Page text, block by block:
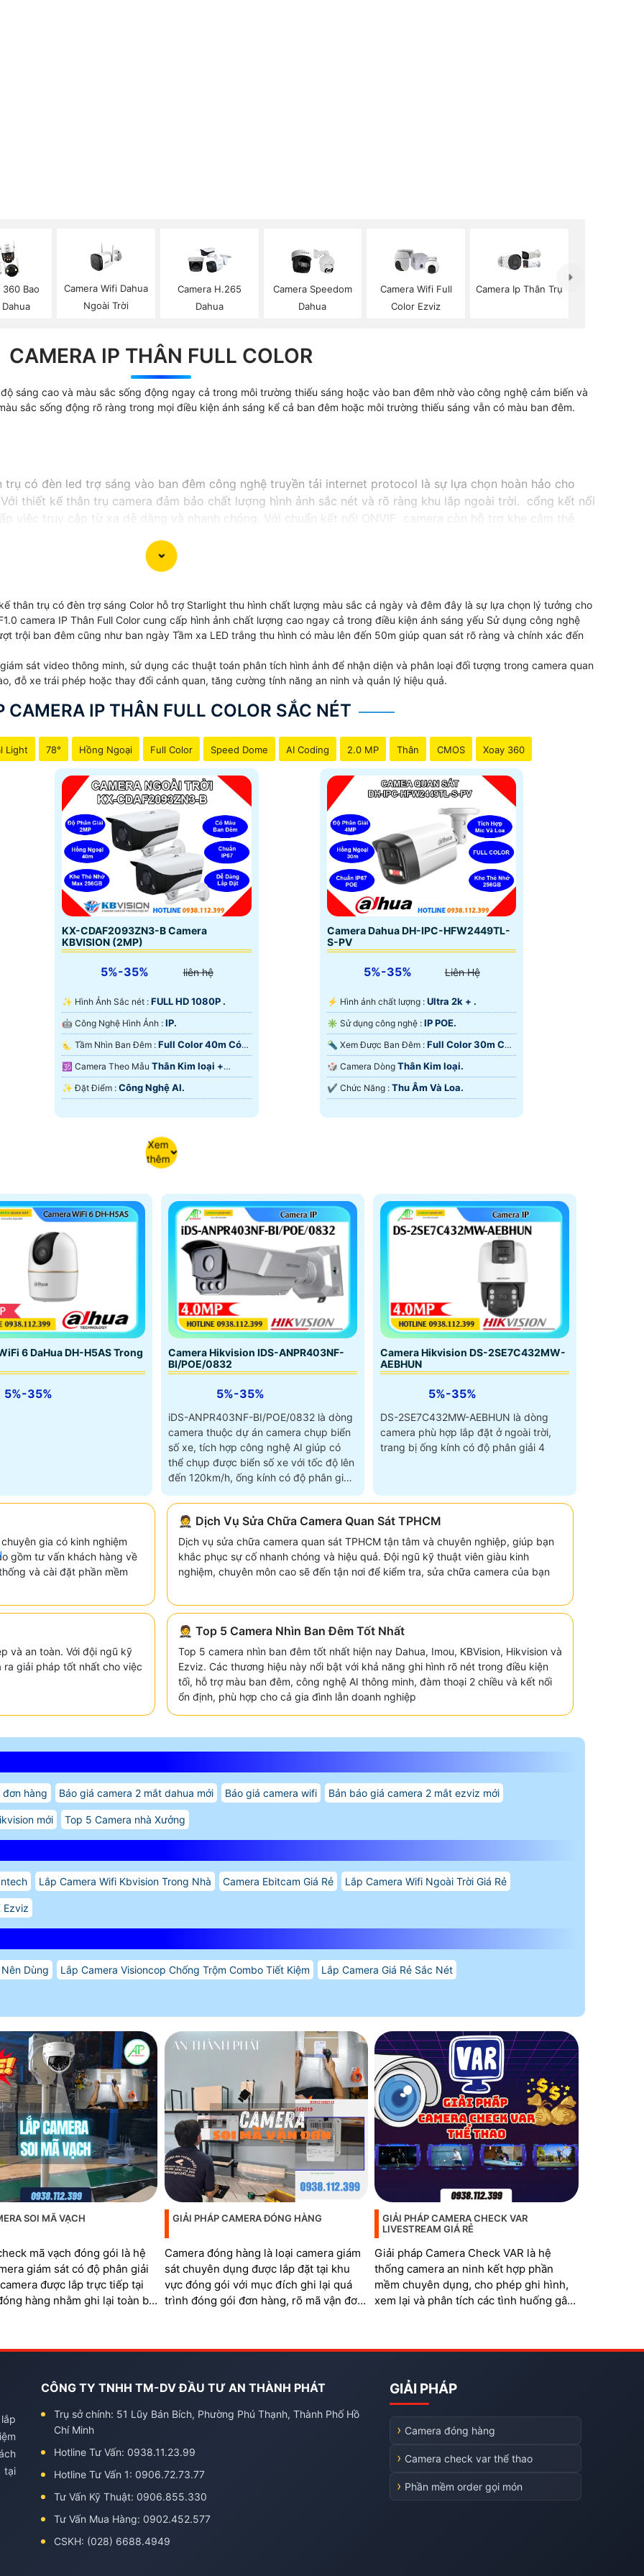
360 Bao
Camera Wifi Dahua
Ngoài Trời
Camera H.265
Dahua
Camera Speedom
Dahua
Camera Wifi Full
Color Ezviz
Camera Ip Thân Trụ
CAMERA IP THÂN FULL COLOR
sáng cao và màu sắc sống động ngay cả trong môi trường thiếu sáng hoặc vào ban đêm nhờ vào công nghệ cảm biến và
sắc sống động rõ ràng trong mọi điều kiện ánh sáng kể cả ban đêm hoặc môi trường thiếu sáng vẫn có màu ban đêm.
trụ có đèn led trợ sáng vào ban đêm công nghệ truyền tải internet protocol là sự lựa chọn hoàn hảo cho
thiết kế thân trụ camera đảm bảo chất lượng hình ảnh sắc nét và rõ ràng khu lắp ngoài trời. cổng kết nối
việc truy cập từ xa dễ dàng và nhanh chóng. Với chuẩn kết nối ONVIF camera còn hỗ trợ khe cắm thẻ
một cách dễ dàng tích hợp mic khả năng ghi âm rõ ràng.
thân trụ có đèn trợ sáng Color hỗ trợ Starlight thu hình chất lượng màu sắc cả ngày và đêm đây là sự lựa chọn lý tưởng cho
camera IP Thân Full Color cung cấp hình ảnh chất lượng cao ngay cả trong điều kiện ánh sáng yếu Sử dụng công nghệ
trội ban đêm cũng như ban ngày Tầm xa LED trắng thu hình có màu lên đến 50m giúp quan sát rõ ràng và chính xác đến
sát video thông minh, sử dụng các thuật toán phân tích hình ảnh để nhận diện và phân loại đối tượng trong camera quan
đỗ xe trái phép hoặc thay đổi cảnh quan, tăng cường tính năng an ninh và quản lý hiệu quả.
CAMERA IP THÂN FULL COLOR SẮC NÉT
Light 78° Hồng Ngoại Full Color Speed Dome AI Coding 2.0 MP Thân CMOS Xoay 360
KX-CDAF2093ZN3-B Camera
KBVISION (2MP)
5%-35% liên hệ
✨ Hình Ảnh Sắc nét :FULL HD 1080P .
🤖️ Công Nghệ Hình Ảnh :IP.
🌜 Tầm Nhìn Ban Đêm :Full Color 40m Có
Màu Ban Ðêm.
🕉️ Camera Theo MẫuThân Kim loại +
Nhựa.
️✨ Đặt Điểm :Công Nghệ AI.
Camera Dahua DH-IPC-HFW2449TL-
S-PV
5%-35% Liên Hệ
️⚡ Hình ảnh chất lượng :Ultra 2k + .
✳️ Sử dụng công nghệ :IP POE.
🔦 Xem Được Ban Đêm :Full Color 30m Có
Màu Ban Ðêm.
🎲 Camera DòngThân Kim loại.
️✔️ Chức Năng :Thu Âm Và Loa.
Xem
thêm
6 DaHua DH-H5AS Trong
5%-35%
Camera Hikvision IDS-ANPR403NF-
BI/POE/0832
5%-35%
iDS-ANPR403NF-BI/POE/0832 là dòng
camera thuộc dự án camera chụp biển
số xe, tích hợp công nghệ AI giúp có
thể chụp được biển số xe với tốc độ lên
đến 120km/h, ống kính có độ phân giải
Camera Hikvision DS-2SE7C432MW-
AEBHUN
5%-35%
DS-2SE7C432MW-AEBHUN là dòng
camera phù hợp lắp đặt ở ngoài trời,
trang bị ống kính có độ phân giải 4
gia có kinh nghiệm
gồm tư vấn khách hàng về
và cài đặt phần mềm
🤵 Dịch Vụ Sửa Chữa Camera Quan Sát TPHCM
Dịch vụ sửa chữa camera quan sát TPHCM tận tâm và chuyên nghiệp, giúp bạn
khắc phục sự cố nhanh chóng và hiệu quả. Đội ngũ kỹ thuật viên giàu kinh
nghiệm, chuyên môn cao sẽ đến tận nơi để kiểm tra, sửa chữa camera của bạn
và an toàn. Với đội ngũ kỹ
giải pháp tốt nhất cho việc
🤵 Top 5 Camera Nhìn Ban Đêm Tốt Nhất
Top 5 camera nhìn ban đêm tốt nhất hiện nay Dahua, Imou, KBVision, Hikvision và
Ezviz. Các thương hiệu này nổi bật với khả năng ghi hình rõ nét trong điều kiện
tối, hỗ trợ màu ban đêm, công nghệ AI thông minh, đàm thoại 2 chiều và kết nối
ổn định, phù hợp cho cả gia đình lẫn doanh nghiệp
hàng Báo giá camera 2 mắt dahua mới Báo giá camera wifi Bản báo giá camera 2 mắt ezviz mới
mới Top 5 Camera nhà Xưởng
Lắp Camera Wifi Kbvision Trong Nhà Camera Ebitcam Giá Rẻ Lắp Camera Wifi Ngoài Trời Giá Rẻ
Ezviz
Dùng Lắp Camera Visioncop Chống Trộm Combo Tiết Kiệm Lắp Camera Giá Rẻ Sắc Nét
SOI MÃ VẠCH
mã vạch đóng gói là hệ
giám sát có độ phân giải
được lắp trực tiếp tại
hàng nhằm ghi lại toàn bộ
GIẢI PHÁP CAMERA ĐÓNG HÀNG
Camera đóng hàng là loại camera giám
sát chuyên dụng được lắp đặt tại khu
vực đóng gói với mục đích ghi lại quá
trình đóng gói đơn hàng, rõ mã vận đơn,
GIẢI PHÁP CAMERA CHECK VAR
LIVESTREAM GIÁ RẺ
Giải pháp Camera Check VAR là hệ
thống camera an ninh kết hợp phần
mềm chuyên dụng, cho phép ghi hình,
xem lại và phân tích các tình huống gây
như bóng đá mini, cầu lông, bida,
tại
CÔNG TY TNHH TM-DV ĐẦU TƯ AN THÀNH PHÁT
Trụ sở chính: 51 Lũy Bán Bích, Phường Phú Thạnh, Thành Phố Hồ
Chí Minh
Hotline Tư Vấn: 0938.11.23.99
Hotline Tư Vấn 1: 0906.72.73.77
Tư Vấn Kỹ Thuật: 0906.855.330
Tư Vấn Mua Hàng: 0902.452.577
CSKH: (028) 6688.4949
GIẢI PHÁP
Camera đóng hàng
Camera check var thể thao
Phần mềm order gọi món